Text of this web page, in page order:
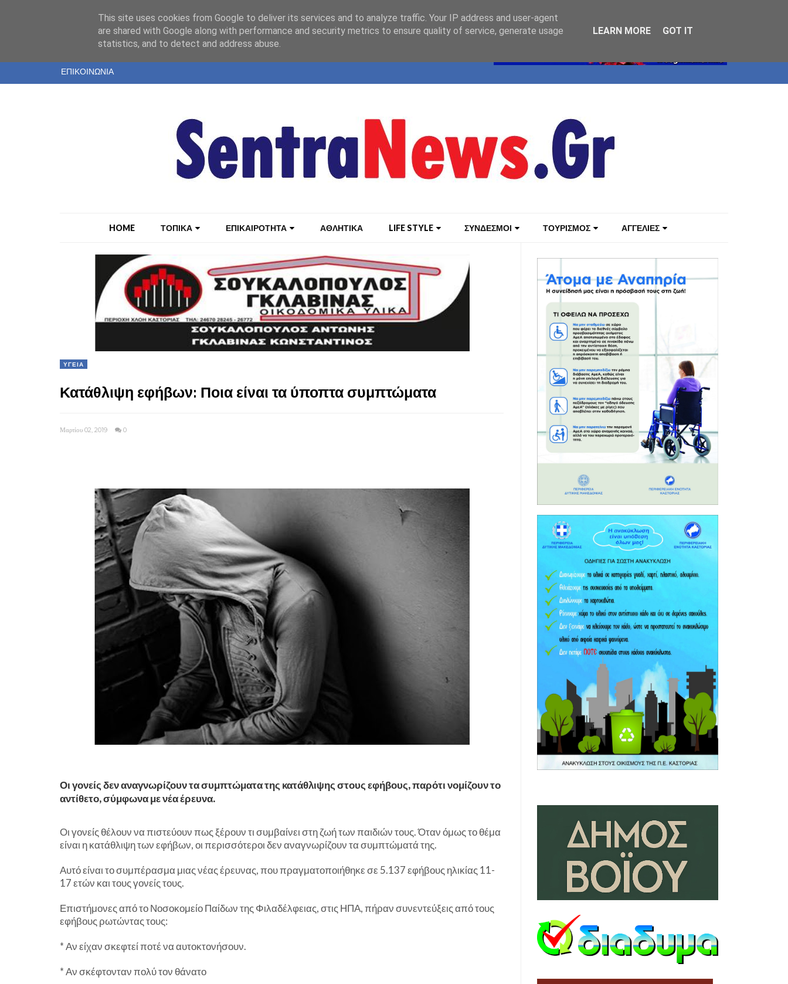
ΤΑΥΤΟΤΗΤΑ
ΕΝΤΥΠΗ ΕΚΔΟΣΗ
ΕΠΙΚΟΙΝΩΝΙΑ
HOME ΤΟΠΙΚΑ ΕΠΙΚΑΙΡΟΤΗΤΑ ΑΘΛΗΤΙΚΑ LIFE STYLE ΣΥΝΔΕΣΜΟΙ ΤΟΥΡΙΣΜΟΣ ΑΓΓΕΛΙΕΣ
ΥΓΕΙΑ
Κατάθλιψη εφήβων: Ποια είναι τα ύποπτα συμπτώματα
Μαρτίου 02, 2019 0
Οι γονείς δεν αναγνωρίζουν τα συμπτώματα της κατάθλιψης στους εφήβους, παρότι νομίζουν το
αντίθετο, σύμφωνα με νέα έρευνα.
Οι γονείς θέλουν να πιστεύουν πως ξέρουν τι συμβαίνει στη ζωή των παιδιών τους. Όταν όμως το θέμα
είναι η κατάθλιψη των εφήβων, οι περισσότεροι δεν αναγνωρίζουν τα συμπτώματά της.
Αυτό είναι το συμπέρασμα μιας νέας έρευνας, που πραγματοποιήθηκε σε 5.137 εφήβους ηλικίας 11-
17 ετών και τους γονείς τους.
Επιστήμονες από το Νοσοκομείο Παίδων της Φιλαδέλφειας, στις ΗΠΑ, πήραν συνεντεύξεις από τους
εφήβους ρωτώντας τους:
* Αν είχαν σκεφτεί ποτέ να αυτοκτονήσουν.
* Αν σκέφτονταν πολύ τον θάνατο
This site uses cookies from Google to deliver its services and to analyze traffic. Your IP address and user-agent
are shared with Google along with performance and security metrics to ensure quality of service, generate usage
statistics, and to detect and address abuse.
LEARN MORE GOT IT